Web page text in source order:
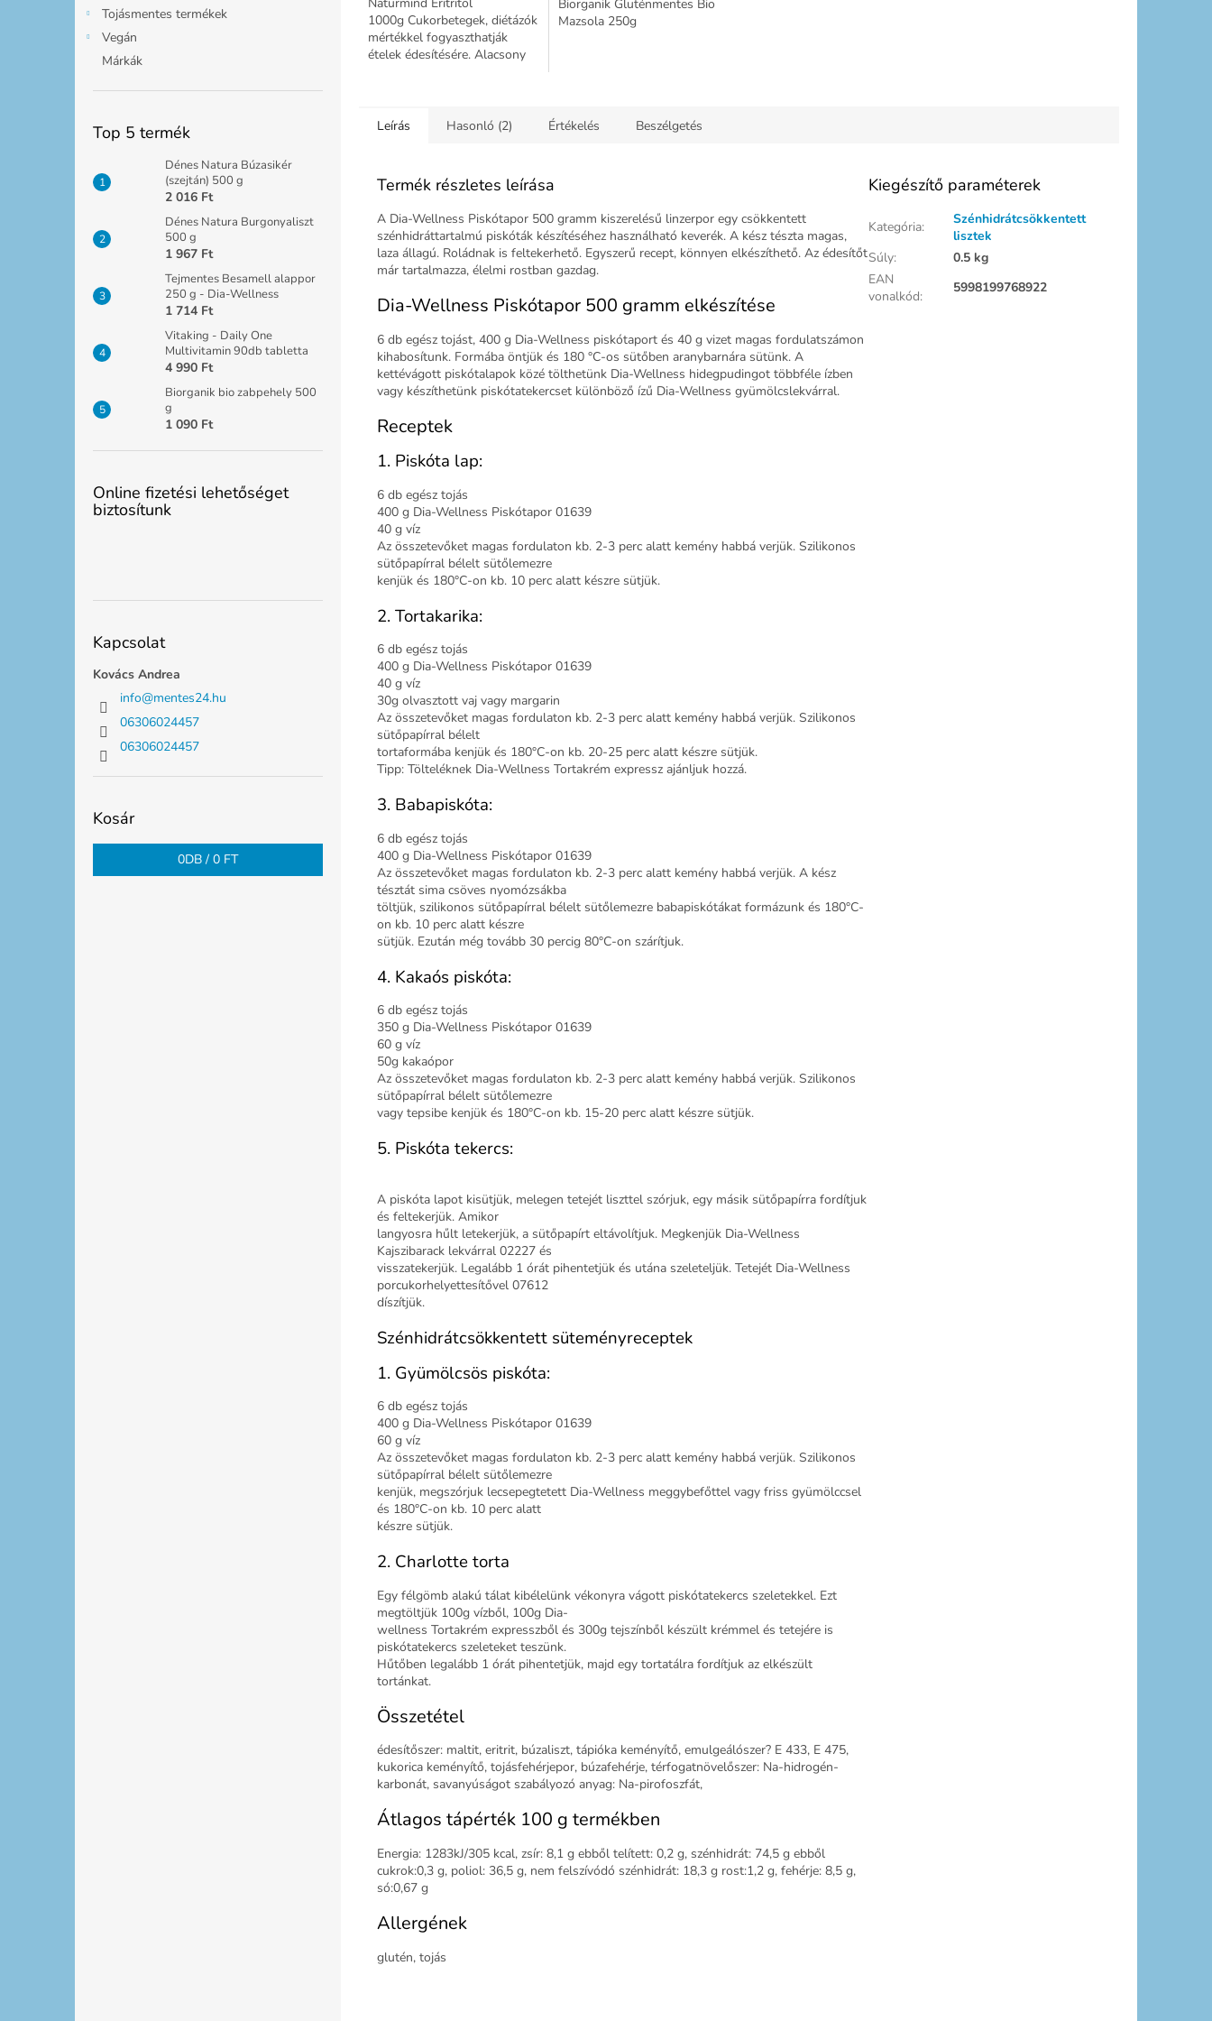
Tojásmentes termékek
Vegán
Márkák
Top 5 termék
Dénes Natura Búzasikér
(szejtán) 500 g
2 016 Ft
Dénes Natura Burgonyaliszt
500 g
1 967 Ft
Tejmentes Besamell alappor
250 g - Dia-Wellness
1 714 Ft
Vitaking - Daily One
Multivitamin 90db tabletta
4 990 Ft
Biorganik bio zabpehely 500
g
1 090 Ft
Online fizetési lehetőséget
biztosítunk
Kapcsolat
Kovács Andrea
info@mentes24.hu
06306024457
06306024457
Kosár
0DB / 0 FT
1000g Cukorbetegek, diétázók
mértékkel fogyaszthatják
ételek édesítésére. Alacsony
Biorganik Gluténmentes Bio
Mazsola 250g
Leírás Hasonló (2) Értékelés Beszélgetés
Termék részletes leírása
A Dia-Wellness Piskótapor 500 gramm kiszerelésű linzerpor egy csökkentett
szénhidráttartalmú piskóták készítéséhez használható keverék. A kész tészta magas,
laza állagú. Roládnak is feltekerhető. Egyszerű recept, könnyen elkészíthető. Az édesítőt
már tartalmazza, élelmi rostban gazdag.
Dia-Wellness Piskótapor 500 gramm elkészítése
6 db egész tojást, 400 g Dia-Wellness piskótaport és 40 g vizet magas fordulatszámon
kihabosítunk. Formába öntjük és 180 °C-os sütőben aranybarnára sütünk. A
kettévágott piskótalapok közé tölthetünk Dia-Wellness hidegpudingot többféle ízben
vagy készíthetünk piskótatekercset különböző ízű Dia-Wellness gyümölcslekvárral.
Receptek
1. Piskóta lap:
6 db egész tojás
400 g Dia-Wellness Piskótapor 01639
40 g víz
Az összetevőket magas fordulaton kb. 2-3 perc alatt kemény habbá verjük. Szilikonos
sütőpapírral bélelt sütőlemezre
kenjük és 180°C-on kb. 10 perc alatt készre sütjük.
2. Tortakarika:
6 db egész tojás
400 g Dia-Wellness Piskótapor 01639
40 g víz
30g olvasztott vaj vagy margarin
Az összetevőket magas fordulaton kb. 2-3 perc alatt kemény habbá verjük. Szilikonos
sütőpapírral bélelt
tortaformába kenjük és 180°C-on kb. 20-25 perc alatt készre sütjük.
Tipp: Tölteléknek Dia-Wellness Tortakrém expressz ajánljuk hozzá.
3. Babapiskóta:
6 db egész tojás
400 g Dia-Wellness Piskótapor 01639
Az összetevőket magas fordulaton kb. 2-3 perc alatt kemény habbá verjük. A kész
tésztát sima csöves nyomózsákba
töltjük, szilikonos sütőpapírral bélelt sütőlemezre babapiskótákat formázunk és 180°C-
on kb. 10 perc alatt készre
sütjük. Ezután még tovább 30 percig 80°C-on szárítjuk.
4. Kakaós piskóta:
6 db egész tojás
350 g Dia-Wellness Piskótapor 01639
60 g víz
50g kakaópor
Az összetevőket magas fordulaton kb. 2-3 perc alatt kemény habbá verjük. Szilikonos
sütőpapírral bélelt sütőlemezre
vagy tepsibe kenjük és 180°C-on kb. 15-20 perc alatt készre sütjük.
5. Piskóta tekercs:
A piskóta lapot kisütjük, melegen tetejét liszttel szórjuk, egy másik sütőpapírra fordítjuk
és feltekerjük. Amikor
langyosra hűlt letekerjük, a sütőpapírt eltávolítjuk. Megkenjük Dia-Wellness
Kajszibarack lekvárral 02227 és
visszatekerjük. Legalább 1 órát pihentetjük és utána szeleteljük. Tetejét Dia-Wellness
porcukorhelyettesítővel 07612
díszítjük.
Szénhidrátcsökkentett süteményreceptek
1. Gyümölcsös piskóta:
6 db egész tojás
400 g Dia-Wellness Piskótapor 01639
60 g víz
Az összetevőket magas fordulaton kb. 2-3 perc alatt kemény habbá verjük. Szilikonos
sütőpapírral bélelt sütőlemezre
kenjük, megszórjuk lecsepegtetett Dia-Wellness meggybefőttel vagy friss gyümölccsel
és 180°C-on kb. 10 perc alatt
készre sütjük.
2. Charlotte torta
Egy félgömb alakú tálat kibélelünk vékonyra vágott piskótatekercs szeletekkel. Ezt
megtöltjük 100g vízből, 100g Dia-
wellness Tortakrém expresszből és 300g tejszínből készült krémmel és tetejére is
piskótatekercs szeleteket teszünk.
Hűtőben legalább 1 órát pihentetjük, majd egy tortatálra fordítjuk az elkészült
tortánkat.
Összetétel
édesítőszer: maltit, eritrit, búzaliszt, tápióka keményítő, emulgeálószer? E 433, E 475,
kukorica keményítő, tojásfehérjepor, búzafehérje, térfogatnövelőszer: Na-hidrogén-
karbonát, savanyúságot szabályozó anyag: Na-pirofoszfát,
Átlagos tápérték 100 g termékben
Energia: 1283kJ/305 kcal, zsír: 8,1 g ebből telített: 0,2 g, szénhidrát: 74,5 g ebből
cukrok:0,3 g, poliol: 36,5 g, nem felszívódó szénhidrát: 18,3 g rost:1,2 g, fehérje: 8,5 g,
só:0,67 g
Allergének
glutén, tojás
Kiegészítő paraméterek
Kategória:
Szénhidrátcsökkentett
lisztek
Súly:
0.5 kg
EAN
vonalkód:
5998199768922